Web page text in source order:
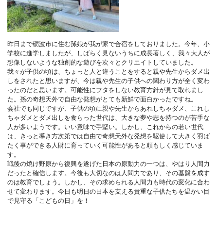
昨日まで砺波市に住む孫娘が我が家で合宿をしておりました。今年、小
学校に進学しましたが、しばらく見ないうちに成長著しく、我々大人が
想像しないような独創的な遊びを次々とクリエイトしていました。
我々が子供の頃は、ちょっと人と違うことをすると親や先生からダメ出
しをされたと思いますが、今は親や先生の子供への関わり方が全く変わ
ったのだと思います。可能性にフタをしない教育方針が見て取れまし
た。孫の奇想天外で自由な発想がとても新鮮で面白かったですね。
会社でも同じですが、子供の頃に親や先生からあれしちゃダメ、これし
ちゃダメとダメ出しを食らった世代は、大きな夢や志を持つのが苦手な
人が多いようです。いい意味で手堅い。しかし、これからの若い世代
は、きっと導き方次第では自由で奇想天外な発想を駆使して大きく羽ば
たく事ができる人財に育っていく可能性があると頼もしく感じていま
す。
戦後の焼け野原から復興を遂げた日本の原動力の一つは、やはり人間力
だったと確信します。今後も大切なのは人間力であり、その基盤を成す
のは教育でしょう。しかし、その求められる人間力も時代の変化に合わ
せて変わります。今日も明日の日本を支える貴重な子供たちを温かい目
で見守る「こどもの日」を！